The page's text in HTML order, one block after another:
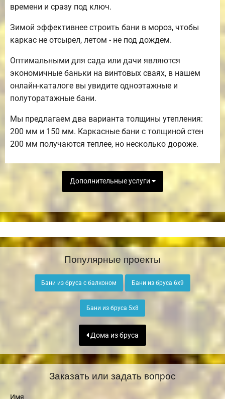
времени и сразу под ключ.
Зимой эффективнее строить бани в мороз, чтобы
каркас не отсырел, летом - не под дождем.
Оптимальными для сада или дачи являются
экономичные баньки на винтовых сваях, в нашем
онлайн-каталоге вы увидите одноэтажные и
полуторатажные бани.
Мы предлагаем два варианта толщины утепления:
200 мм и 150 мм. Каркасные бани с толщиной стен
200 мм получаются теплее, но несколько дороже.
Дополнительные услуги
Популярные проекты
Бани из бруса с балконом Бани из бруса 6х9
Бани из бруса 5х8
Дома из бруса
Заказать или задать вопрос
Имя